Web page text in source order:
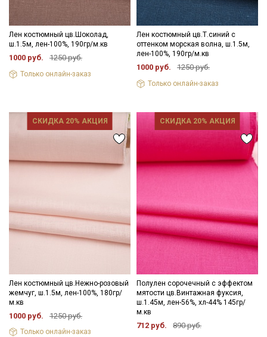
Лен костюмный цв.Шоколад,
ш.1.5м, лен-100%, 190гр/м.кв
1000 руб. 1250 руб.
Только онлайн-заказ
Лен костюмный цв.Т.синий с
оттенком морская волна, ш.1.5м,
лен-100%, 190гр/м.кв
1000 руб. 1250 руб.
Только онлайн-заказ
СКИДКА 20% АКЦИЯ
Лен костюмный цв.Нежно-розовый
жемчуг, ш.1.5м, лен-100%, 180гр/
м.кв
1000 руб. 1250 руб.
Только онлайн-заказ
СКИДКА 20% АКЦИЯ
Полулен сорочечный с эффектом
мятости цв.Винтажная фуксия,
ш.1.45м, лен-56%, хл-44% 145гр/
м.кв
712 руб. 890 руб.